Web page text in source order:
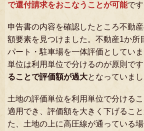
で還付請求をおこなうことが可能です
申告書の内容を確認したところ不動
額要素を見つけました。不動産1か所
パート・駐車場を一体評価としてい
単位は利用単位で分けるのが原則です
ることで評価額が過大となっていまし
土地の評価単位を利用単位で分ける
適用でき、評価額を大きく下げるこ
た、土地の上に高圧線が通っている